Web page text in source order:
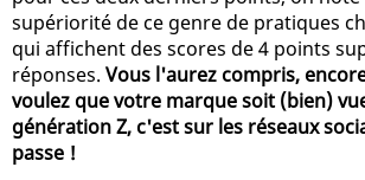
supériorité de ce genre de pratiques
qui affichent des scores de 4 points
réponses. Vous l'aurez compris,
voulez que votre marque soit (bien)
génération Z, c'est sur les réseaux
passe !